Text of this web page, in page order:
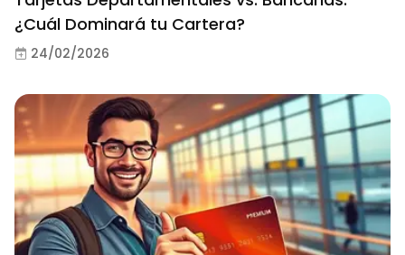
¿Cuál Dominará tu Cartera?
24/02/2026